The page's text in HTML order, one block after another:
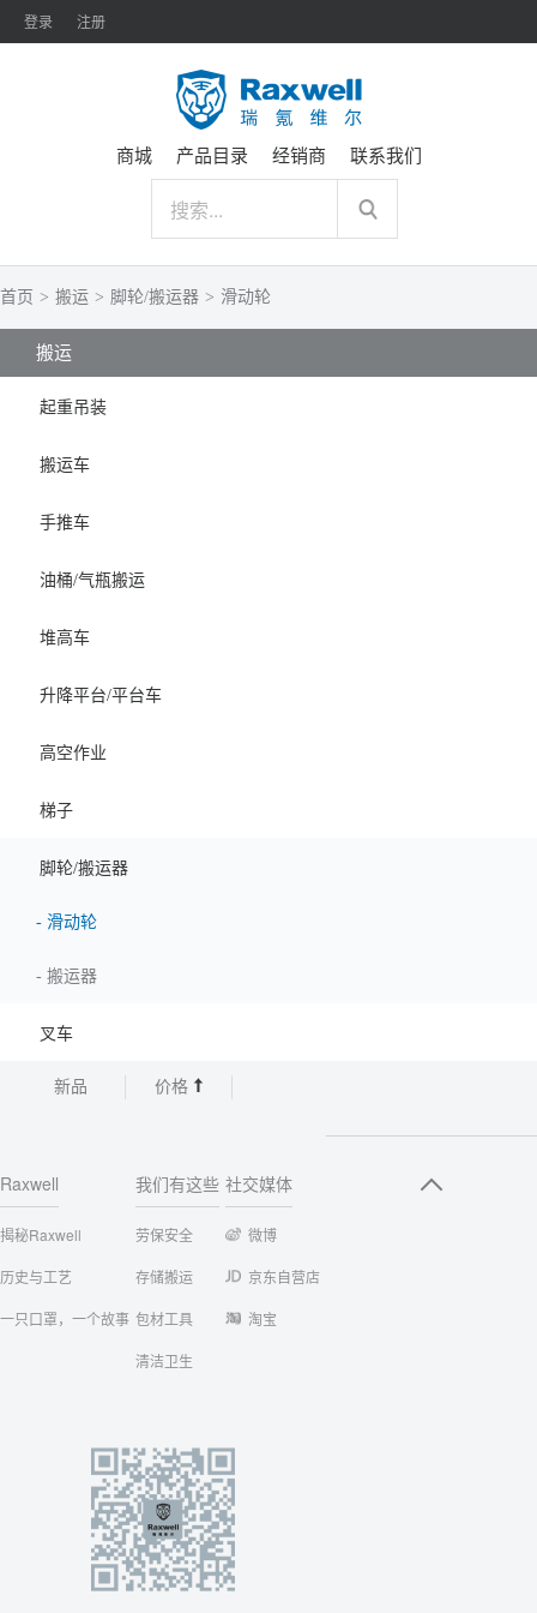
登录 注册
商城 产品目录 经销商 联系我们
首页 > 搬运 > 脚轮/搬运器 > 滑动轮
搬运
起重吊装
搬运车
手推车
油桶/气瓶搬运
堆高车
升降平台/平台车
高空作业
梯子
脚轮/搬运器
- 滑动轮
- 搬运器
叉车
新品 价格
Raxwell
揭秘Raxwell
历史与工艺
一只口罩，一个故事
我们有这些
劳保安全
存储搬运
包材工具
清洁卫生
社交媒体
微博
京东自营店
淘宝